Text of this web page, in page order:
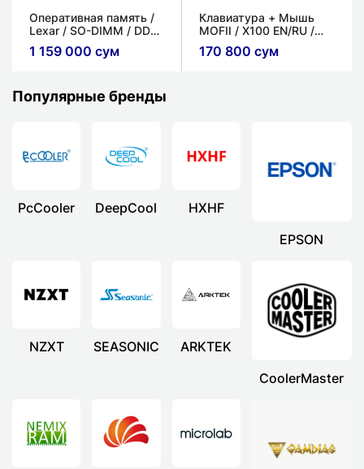
Оперативная память /
Lexar / SO-DIMM / DDR4
/ 16ГБ / 3200 МГц
1 159 000 сум
Клавиатура + Мышь
MOFII​ / X100 EN/RU​ /
Беспроводной / Черный
- серый / Бело-серый
170 800 сум
Популярные бренды
PcCooler DeepCool
HXHF
EPSON
NZXT SEASONIC
ARKTEK
CoolerMaster